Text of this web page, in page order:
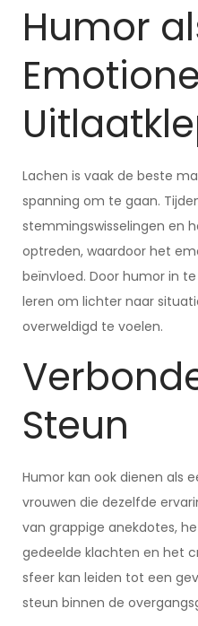
Humor
Lachen is vaak de beste
spanning om te gaan.
stemmingswisselingen en
optreden, waardoor het
beïnvloed. Door humor in
leren om lichter naar
overweldigd te voelen.
Steun
Humor kan ook dienen als
vrouwen die dezelfde
van grappige anekdotes,
gedeelde klachten en het
sfeer kan leiden tot een
steun binnen de